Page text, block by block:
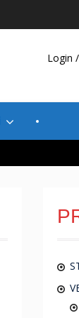
Login